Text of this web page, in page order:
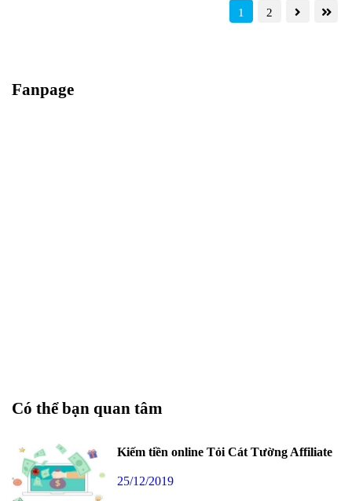
1 2
Fanpage
Có thể bạn quan tâm
Kiếm tiền online Tỏi Cát Tường Affiliate
25/12/2019